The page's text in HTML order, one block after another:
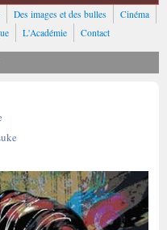
Des images et des bulles
Cinéma
L'Académie Contact